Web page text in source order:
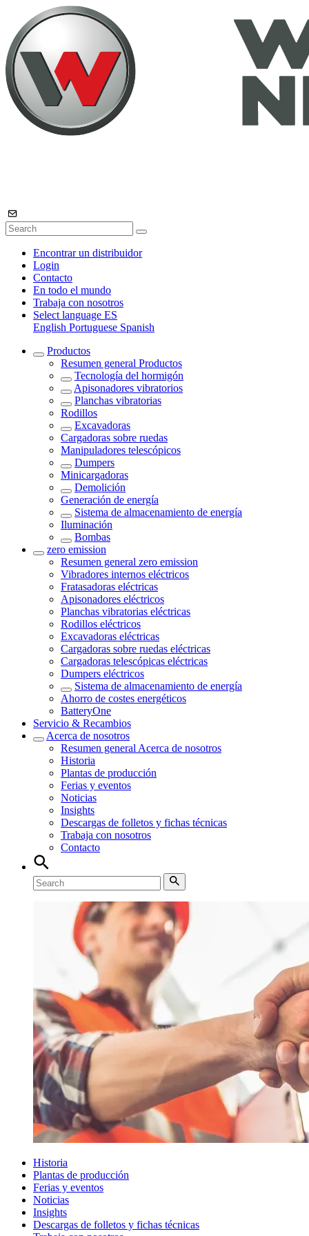
Encontrar un distribuidor
Login
Contacto
En todo el mundo
Trabaja con nosotros
Select language ES
English Portuguese Spanish
Productos
Resumen general Productos
Tecnología del hormigón
Apisonadores vibratorios
Planchas vibratorias
Rodillos
Excavadoras
Cargadoras sobre ruedas
Manipuladores telescópicos
Dumpers
Minicargadoras
Demolición
Generación de energía
Sistema de almacenamiento de energía
Iluminación
Bombas
zero emission
Resumen general zero emission
Vibradores internos eléctricos
Fratasadoras eléctricas
Apisonadores eléctricos
Planchas vibratorias eléctricas
Rodillos eléctricos
Excavadoras eléctricas
Cargadoras sobre ruedas eléctricas
Cargadoras telescópicas eléctricas
Dumpers eléctricos
Sistema de almacenamiento de energía
Ahorro de costes energéticos
BatteryOne
Servicio & Recambios
Acerca de nosotros
Resumen general Acerca de nosotros
Historia
Plantas de producción
Ferias y eventos
Noticias
Insights
Descargas de folletos y fichas técnicas
Trabaja con nosotros
Contacto
Historia
Plantas de producción
Ferias y eventos
Noticias
Insights
Descargas de folletos y fichas técnicas